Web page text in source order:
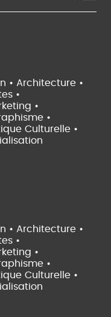
• Architecture •
•
•
•
Culturelle •
• Architecture •
•
•
•
Culturelle •